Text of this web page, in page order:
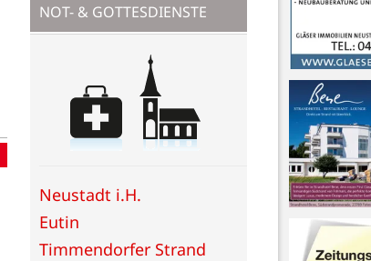
NOT- & GOTTESDIENSTE
Neustadt i.H.
Eutin
Timmendorfer Strand